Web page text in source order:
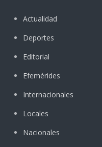
Actualidad
Deportes
Editorial
Efemérides
Internacionales
Locales
Nacionales